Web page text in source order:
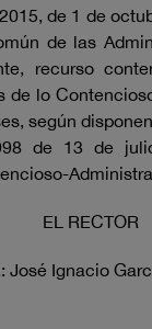
de 1 de
de las
recurso
de lo
según
de 13 de
EL RECTOR
José Ignacio